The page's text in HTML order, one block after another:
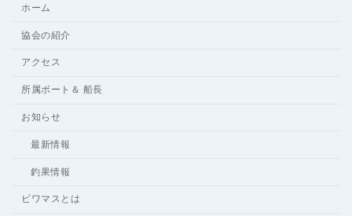
ホーム
協会の紹介
アクセス
所属ボート＆ 船長
お知らせ
最新情報
釣果情報
ビワマスとは